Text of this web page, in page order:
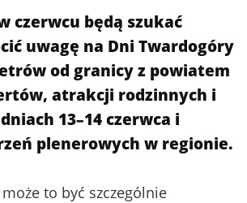
czerwcu będą szukać
uwagę na Dni Twardogóry
od granicy z powiatem
atrakcji rodzinnych i
13–14 czerwca i
plenerowych w regionie.
to być szczególnie